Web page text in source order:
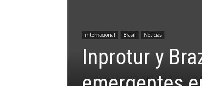
internacional Brasil Noticias
Inprotur y